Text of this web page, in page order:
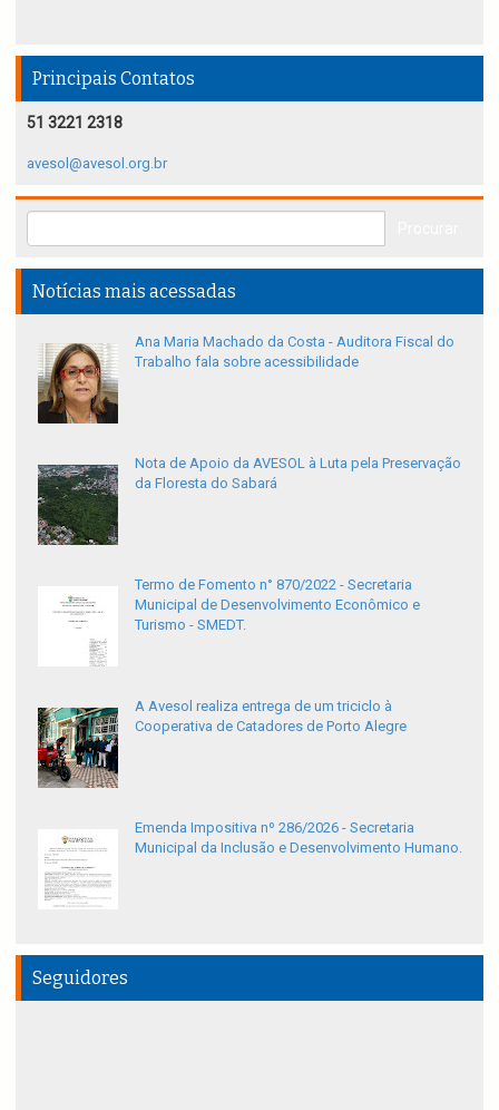
Principais Contatos
51 3221 2318
avesol@avesol.org.br
Notícias mais acessadas
Ana Maria Machado da Costa - Auditora Fiscal do
Trabalho fala sobre acessibilidade
Nota de Apoio da AVESOL à Luta pela Preservação
da Floresta do Sabará
Termo de Fomento n° 870/2022 - Secretaria
Municipal de Desenvolvimento Econômico e
Turismo - SMEDT.
A Avesol realiza entrega de um triciclo à
Cooperativa de Catadores de Porto Alegre
Emenda Impositiva nº 286/2026 - Secretaria
Municipal da Inclusão e Desenvolvimento Humano.
Seguidores